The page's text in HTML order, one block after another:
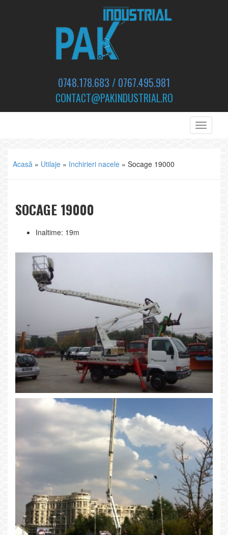
0748.178.683 / 0767.495.981
CONTACT@PAKINDUSTRIAL.RO
Toggle
Acasă » Utilaje » Inchirieri nacele » Socage 19000
SOCAGE 19000
Inaltime: 19m